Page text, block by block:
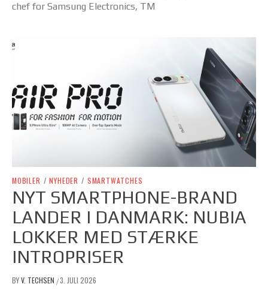
chef for Samsung Electronics, TM
MOBILER / NYHEDER / SMARTWATCHES
NYT SMARTPHONE-BRAND
LANDER I DANMARK: NUBIA
LOKKER MED STÆRKE
INTROPRISER
BYV. TECHSEN /3. JULI 2026